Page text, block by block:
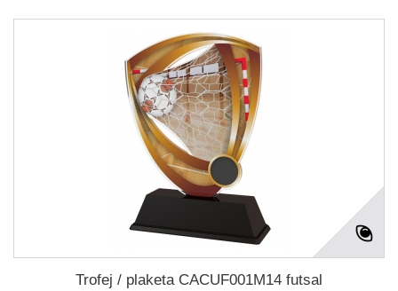
Trofej / plaketa CACUF001M14 futsal